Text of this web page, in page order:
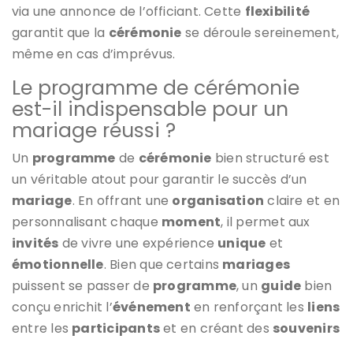
via une annonce de l’officiant. Cette flexibilité
garantit que la cérémonie se déroule sereinement,
même en cas d’imprévus.
Le programme de cérémonie
est-il indispensable pour un
mariage réussi ?
Un programme de cérémonie bien structuré est
un véritable atout pour garantir le succès d’un
mariage. En offrant une organisation claire et en
personnalisant chaque moment, il permet aux
invités de vivre une expérience unique et
émotionnelle. Bien que certains mariages
puissent se passer de programme, un guide bien
conçu enrichit l’événement en renforçant les liens
entre les participantset en créant des souvenirs